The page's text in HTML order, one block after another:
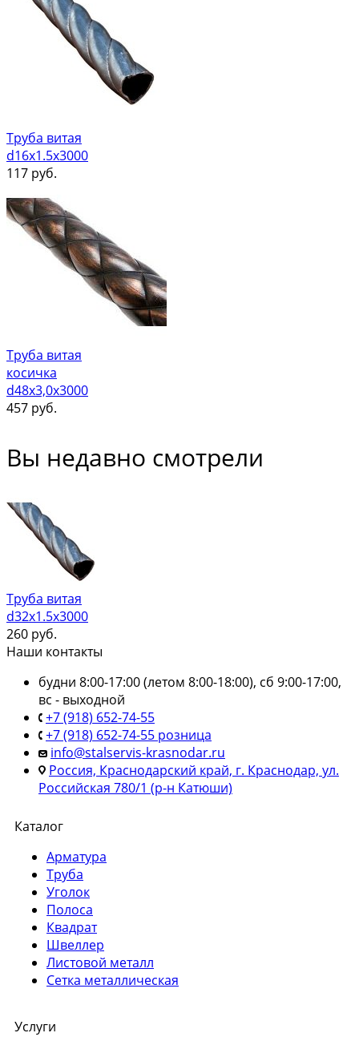
Труба витая
d16х1.5х3000
117 руб.
Труба витая
косичка
d48х3,0х3000
457 руб.
Вы недавно смотрели
Труба витая
d32х1.5х3000
260 руб.
Наши контакты
будни 8:00-17:00 (летом 8:00-18:00), сб 9:00-17:00,
вс - выходной
+7 (918) 652-74-55
+7 (918) 652-74-55 розница
info@stalservis-krasnodar.ru
Россия, Краснодарский край, г. Краснодар, ул.
Российская 780/1 (р-н Катюши)
Каталог
Арматура
Труба
Уголок
Полоса
Квадрат
Швеллер
Листовой металл
Сетка металлическая
Услуги